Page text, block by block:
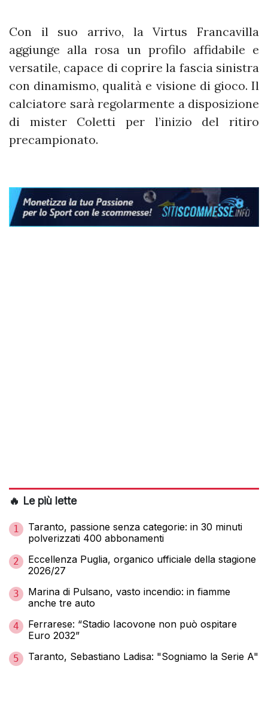
Con il suo arrivo, la Virtus Francavilla
aggiunge alla rosa un profilo affidabile e
versatile, capace di coprire la fascia sinistra
con dinamismo, qualità e visione di gioco. Il
calciatore sarà regolarmente a disposizione
di mister Coletti per l’inizio del ritiro
precampionato.
🔥 Le più lette
1
Taranto, passione senza categorie: in 30 minuti
polverizzati 400 abbonamenti
2
Eccellenza Puglia, organico ufficiale della stagione
2026/27
3
Marina di Pulsano, vasto incendio: in fiamme
anche tre auto
4
Ferrarese: “Stadio Iacovone non può ospitare
Euro 2032”
5 Taranto, Sebastiano Ladisa: "Sogniamo la Serie A"